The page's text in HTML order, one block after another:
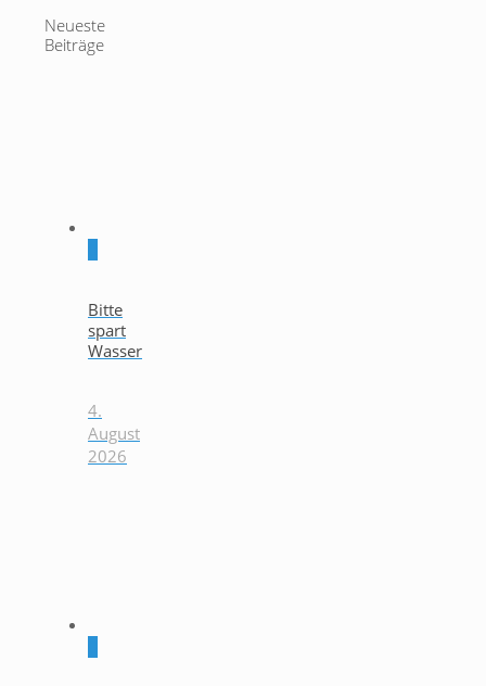
Neueste
Beiträge
Bitte
spart
Wasser
4.
August
2026